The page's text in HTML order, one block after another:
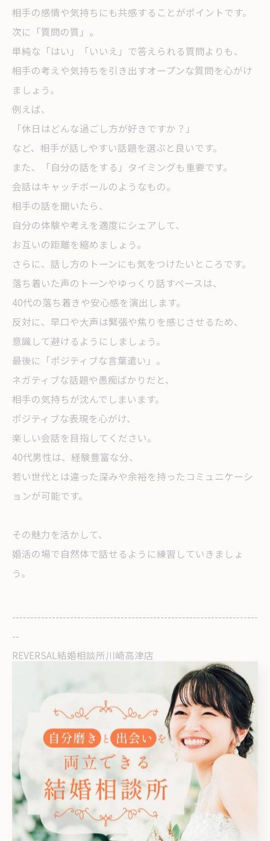
相手の感情や気持ちにも共感することがポイントです。
次に「質問の質」。
単純な「はい」「いいえ」で答えられる質問よりも、
相手の考えや気持ちを引き出すオープンな質問を心がけ
ましょう。
例えば、
「休日はどんな過ごし方が好きですか？」
など、相手が話しやすい話題を選ぶと良いです。
また、「自分の話をする」タイミングも重要です。
会話はキャッチボールのようなもの。
相手の話を聞いたら、
自分の体験や考えを適度にシェアして、
お互いの距離を縮めましょう。
さらに、話し方のトーンにも気をつけたいところです。
落ち着いた声のトーンやゆっくり話すペースは、
40代の落ち着きや安心感を演出します。
反対に、早口や大声は緊張や焦りを感じさせるため、
意識して避けるようにしましょう。
最後に「ポジティブな言葉遣い」。
ネガティブな話題や愚痴ばかりだと、
相手の気持ちが沈んでしまいます。
ポジティブな表現を心がけ、
楽しい会話を目指してください。
40代男性は、経験豊富な分、
若い世代とは違った深みや余裕を持ったコミュニケーシ
ョンが可能です。
その魅力を活かして、
婚活の場で自然体で話せるように練習していきましょ
う。
--------------------------------------------------------------------
--
REVERSAL結婚相談所川崎高津店
住所 : 神奈川県川崎市高津区溝口４丁目６−２
電話番号 : 080-4830-9519
--------------------------------------------------------------------
--
< 前のページ 一覧に戻る 次のページ >